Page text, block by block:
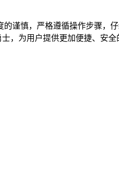
谨慎，严格遵循操作步骤，
为用户提供更加便捷、安